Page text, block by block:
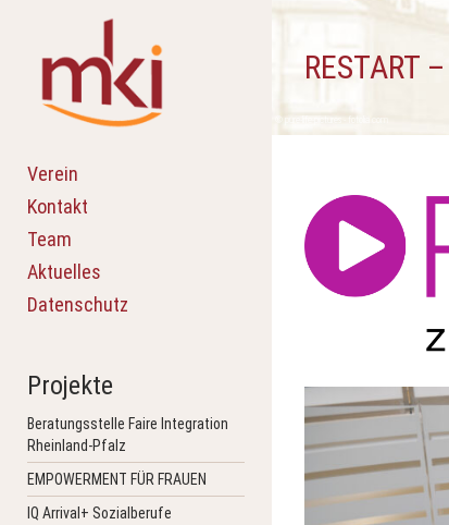
content
Verein
Kontakt
Team
Aktuelles
Datenschutz
Projekte
Beratungsstelle Faire Integration
Rheinland-Pfalz
EMPOWERMENT FÜR FRAUEN
IQ Arrival+ Sozialberufe
© pure-life-pictures - fotolia.com
RESTART